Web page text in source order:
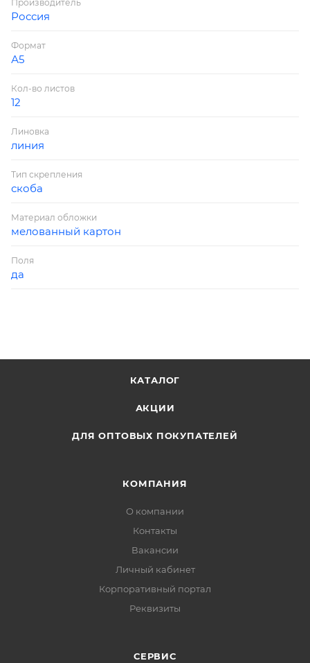
Производитель
Россия
Формат
А5
Кол-во листов
12
Линовка
линия
Тип скрепления
скоба
Материал обложки
мелованный картон
Поля
да
КАТАЛОГ
АКЦИИ
ДЛЯ ОПТОВЫХ ПОКУПАТЕЛЕЙ
КОМПАНИЯ
О компании
Контакты
Вакансии
Личный кабинет
Корпоративный портал
Реквизиты
СЕРВИС